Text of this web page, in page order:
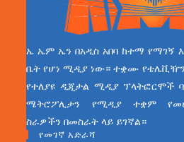
ኤ ኤም ኤን በአዲስ አበባ ከተማ የማገኝ
ቤት የሆነ ሚዲያ ነው። ተቋሙ
የተለያዩ ዲጂታል ሚዲያ ፕላትፎርሞች
ሜትሮፖሊታን የሚዲያ ተቋም
ስራዎችን በመስራት ላይ ይገኛል።
የመገኛ አድራሻ